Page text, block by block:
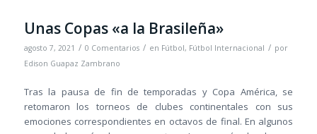
Unas Copas «a la Brasileña»
agosto 7, 2021 / 0 Comentarios / en Fútbol, Fútbol Internacional / por
Edison Guapaz Zambrano
Tras la pausa de fin de temporadas y Copa América, se
retomaron los torneos de clubes continentales con sus
emociones correspondientes en octavos de final. En algunos